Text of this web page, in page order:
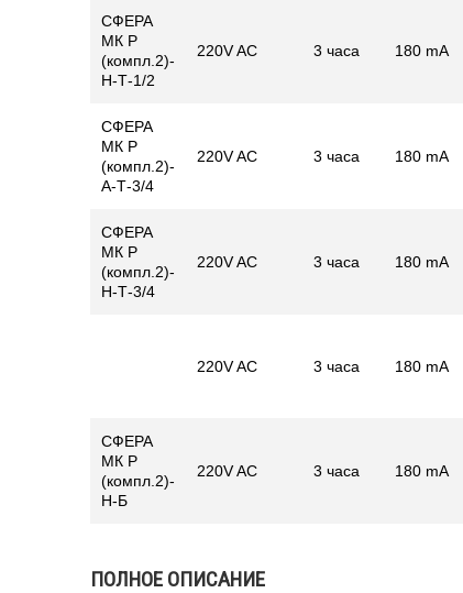
СФЕРА
МК Р
(компл.2)-
Н-Т-1/2
220V AC 3 часа 180 mA
СФЕРА
МК Р
(компл.2)-
А-Т-3/4
220V AC 3 часа 180 mA
СФЕРА
МК Р
(компл.2)-
Н-Т-3/4
220V AC 3 часа 180 mA
220V AC 3 часа 180 mA
СФЕРА
МК Р
(компл.2)-
Н-Б
220V AC 3 часа 180 mA
ПОЛНОЕ ОПИСАНИЕ